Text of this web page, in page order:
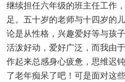
继续担任六年级的班主任工作
足。五十岁的老师与十四岁的
论是从性格，兴趣爱好等与孩
活泼好动，爱好广泛，而我由
作起来总感身心疲惫，思维迟
了老年痴呆了吧！可是面对这